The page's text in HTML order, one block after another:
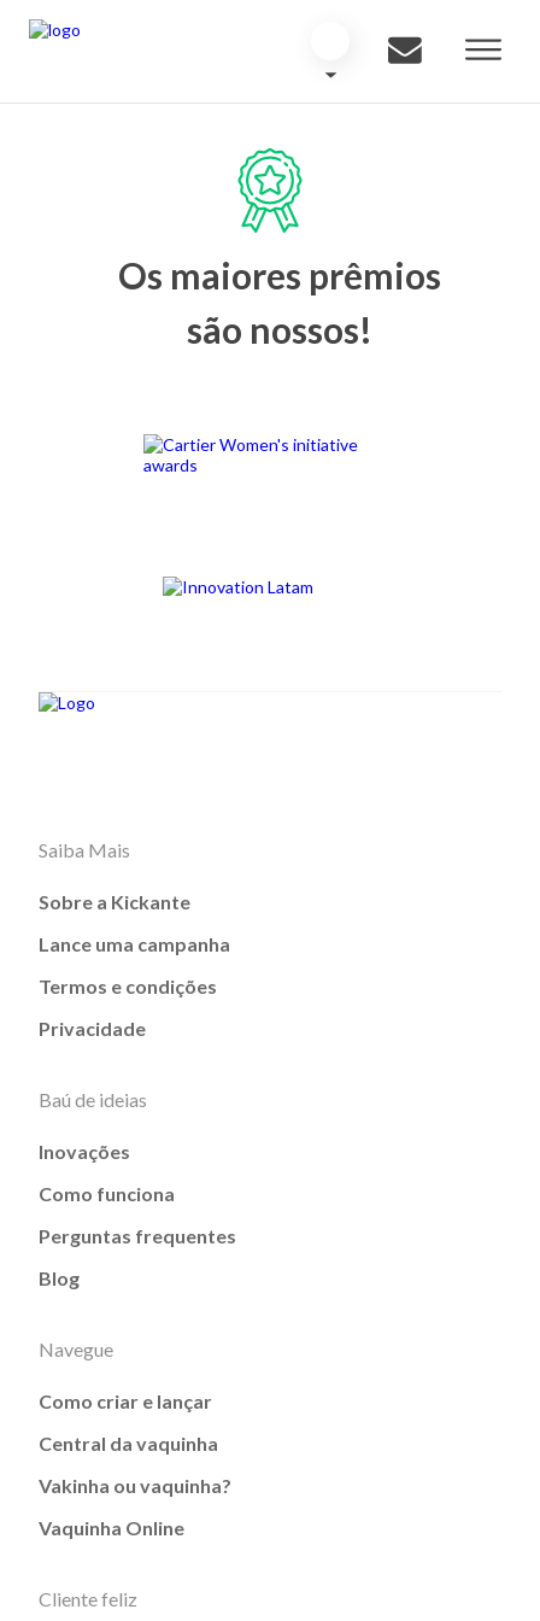
Os maiores prêmios
são nossos!
Saiba Mais
Sobre a Kickante
Lance uma campanha
Termos e condições
Privacidade
Baú de ideias
Inovações
Como funciona
Perguntas frequentes
Blog
Navegue
Como criar e lançar
Central da vaquinha
Vakinha ou vaquinha?
Vaquinha Online
Cliente feliz